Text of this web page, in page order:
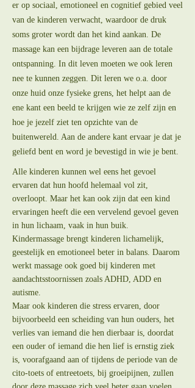
er op sociaal, emotioneel en cognitief gebied veel
van de kinderen verwacht, waardoor de druk
soms groter wordt dan het kind aankan. De
massage kan een bijdrage leveren aan de totale
ontspanning. In dit leven moeten we ook leren
nee te kunnen zeggen. Dit leren we o.a. door
onze huid onze fysieke grens, het helpt aan de
ene kant een beeld te krijgen wie ze zelf zijn en
hoe je jezelf ziet ten opzichte van de
buitenwereld. Aan de andere kant ervaar je dat je
geliefd bent en word je bevestigd in wie je bent.
Alle kinderen kunnen wel eens het gevoel
ervaren dat hun hoofd helemaal vol zit,
overloopt. Maar het kan ook zijn dat een kind
ervaringen heeft die een vervelend gevoel geven
in hun lichaam, vaak in hun buik.
Kindermassage brengt kinderen lichamelijk,
geestelijk en emotioneel beter in balans. Daarom
werkt massage ook goed bij kinderen met
aandachtsstoornissen zoals ADHD, ADD en
autisme.
Maar ook kinderen die stress ervaren, door
bijvoorbeeld een scheiding van hun ouders, het
verlies van iemand die hen dierbaar is, doordat
een ouder of iemand die hen lief is ernstig ziek
is, voorafgaand aan of tijdens de periode van de
cito-toets of entreetoets, bij groeipijnen, zullen